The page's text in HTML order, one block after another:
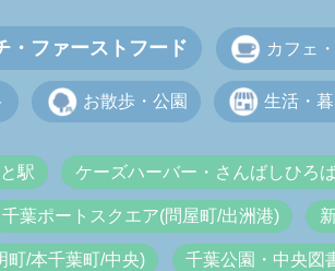
・ファーストフード カフェ
お散歩・公園 生活・
駅 ケーズハーバー・さんばしひろ
千葉ポートスクエア(問屋町/出洲港)
町/本千葉町/中央) 千葉公園・中央図